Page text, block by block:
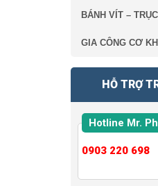
BÁNH VÍT –
GIA CÔNG CƠ KHÍ
HỖ TRỢ
Hotline Mr.
0903 220 698